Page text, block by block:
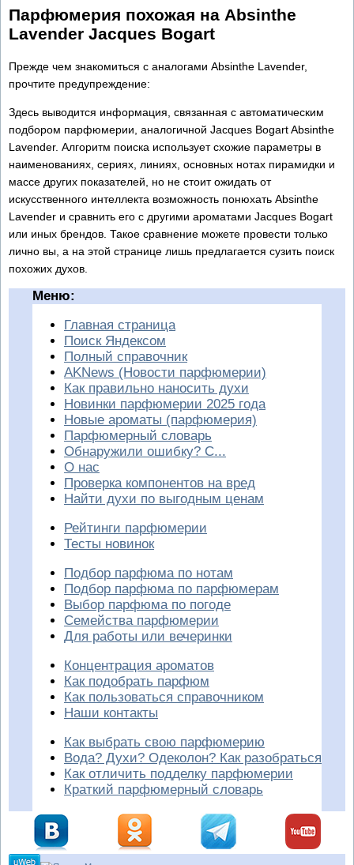
Парфюмерия похожая на Absinthe
Lavender Jacques Bogart
Прежде чем знакомиться с аналогами Absinthe Lavender,
прочтите предупреждение:
Здесь выводится информация, связанная с автоматическим
подбором парфюмерии, аналогичной Jacques Bogart Absinthe
Lavender. Алгоритм поиска использует схожие параметры в
наименованиях, сериях, линиях, основных нотах пирамидки и
массе других показателей, но не стоит ожидать от
искусственного интеллекта возможность понюхать Absinthe
Lavender и сравнить его с другими ароматами Jacques Bogart
или иных брендов. Такое сравнение можете провести только
лично вы, а на этой странице лишь предлагается сузить поиск
похожих духов.
Меню:
Главная страница
Поиск Яндексом
Полный справочник
AKNews (Новости парфюмерии)
Как правильно наносить духи
Новинки парфюмерии 2025 года
Новые ароматы (парфюмерия)
Парфюмерный словарь
Обнаружили ошибку? С...
О нас
Проверка компонентов на вред
Найти духи по выгодным ценам
Рейтинги парфюмерии
Тесты новинок
Подбор парфюма по нотам
Подбор парфюма по парфюмерам
Выбор парфюма по погоде
Семейства парфюмерии
Для работы или вечеринки
Концентрация ароматов
Как подобрать парфюм
Как пользоваться справочником
Наши контакты
Как выбрать свою парфюмерию
Вода? Духи? Одеколон? Как разобраться
Как отличить подделку парфюмерии
Краткий парфюмерный словарь